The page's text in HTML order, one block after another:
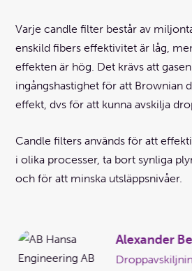
Varje candle filter består av
enskild fibers effektivitet är låg,
effekten är hög. Det krävs att
ingångshastighet för att Brownian
effekt, dvs för att kunna avskilja
Candle filters används för att
i olika processer, ta bort synliga
och för att minska utsläppsnivåer.
Alexander